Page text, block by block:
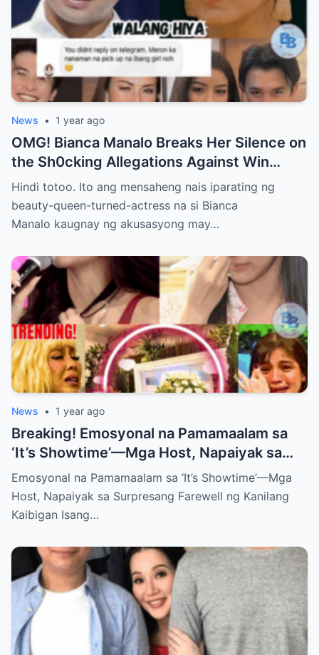
News • 1 year ago
OMG! Bianca Manalo Breaks Her Silence on
the Sh0cking Allegations Against Win
Gatchalian—What She Has to Say Will
Leave You Speechless!
Hindi totoo. Ito ang mensaheng nais iparating ng
beauty-queen-turned-actress na si Bianca
Manalo kaugnay ng akusasyong may…
News • 1 year ago
Breaking! Emosyonal na Pamamaalam sa
‘It’s Showtime’—Mga Host, Napaiyak sa
Surpresang Farewell ng Kanilang Kaibigan
Emosyonal na Pamamaalam sa ‘It’s Showtime’—Mga
Host, Napaiyak sa Surpresang Farewell ng Kanilang
Kaibigan Isang…